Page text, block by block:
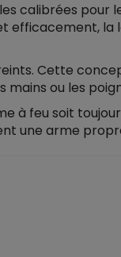
calibrées pour
efficacement, la
Cette
ou les
à feu soit
une arme